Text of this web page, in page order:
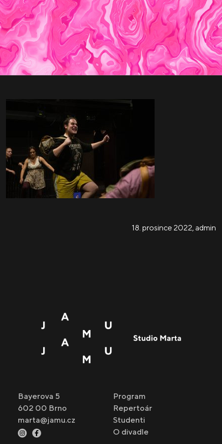
18. prosince 2022, admin
Bayerova 5
602 00 Brno
marta@jamu.cz
Program
Repertoár
Studenti
O divadle